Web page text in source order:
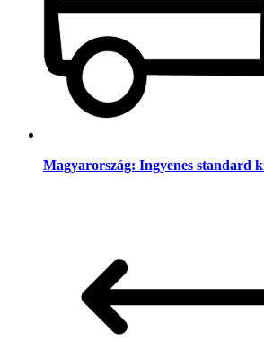
Magyarország: Ingyenes standard